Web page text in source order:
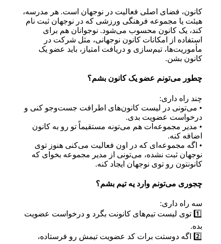
کانون، فضای اصلی فعالیت در نوجهان است. هر مدرسه،
هیئت یا مجموعه‌ فرهنگی ورزشی که در نوجهان ثبت نام
کند، یک کانون محسوب می‌شود. نوجوانان هم برای
استفاده از امکانات کانون نوجهانی، مثل شرکت در
مأموریت‌ها، تیم‌سازی و دریافت امتیاز، باید عضو یک
کانون بشن.
چطور می‌تونم عضو یک کانون بشم؟
چند راه داری:
• می‌تونی در لیست کانون‌های اطرافت جست‌وجو کنی و
درخواست عضویت بدی.
• مدیر مجموعه‌ات هم می‌تونه مستقیماً تو رو به کانون
اضافه کنه.
• اگه مجموعه‌ای که در اون فعالیت می‌کنی هنوز توی
نوجهان ثبت نشده، می‌تونی از مدیر مجموعه بخوای که
کانونتون رو توی نوجهان ایجاد کنه.
چجوری می‌تونم وارد یه تیم بشم؟
سه راه داری:
1️⃣ توی لیست تیم‌های کانونت بگرد و درخواست عضویت
بده.
2️⃣ اگه دوستت برات کد عضویت تیمش رو فرستاده،